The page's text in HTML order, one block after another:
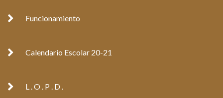
Funcionamiento
Calendario Escolar 20-21
L . O . P . D .